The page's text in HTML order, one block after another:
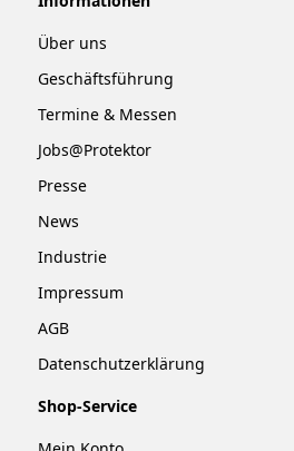
Über uns
Geschäftsführung
Termine & Messen
Jobs@Protektor
Presse
News
Industrie
Impressum
AGB
Datenschutzerklärung
Shop-Service